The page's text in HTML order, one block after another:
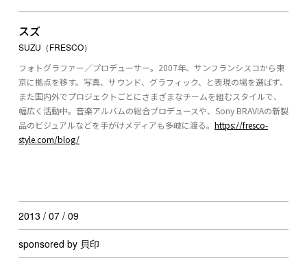
スズ
SUZU（FRESCO）
フォトグラファー／プロデューサー。2007年、サンフランシスコから東
京に拠点を移す。写真、サウンド、グラフィック、と表現の場を選ばず、
また国内外でプロジェクトごとにさまざまなチームを組むスタイルで、
幅広く活動中。音楽アルバムの総合プロデュースや、Sony BRAVIAの新製
品のビジュアルなどを手がけメディアも多岐に渡る。 https://fresco-
style.com/blog/
2013 / 07 / 09
sponsored by 貝印